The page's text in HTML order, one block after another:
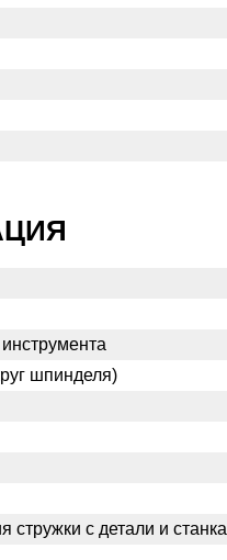
шпинделя)
стружки с детали и станка